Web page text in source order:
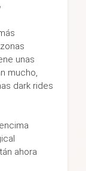
unas
mucho,
dark rides
ahora